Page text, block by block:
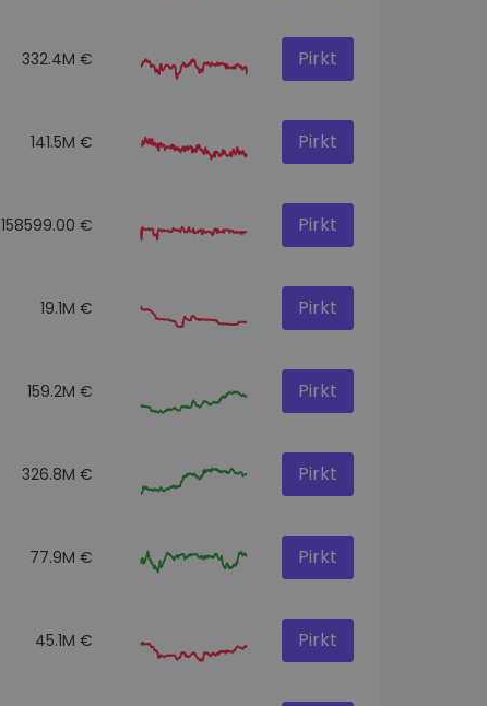
332.4M € Pirkt
141.5M € Pirkt
158599.00 € Pirkt
19.1M € Pirkt
159.2M € Pirkt
326.8M € Pirkt
77.9M € Pirkt
45.1M € Pirkt